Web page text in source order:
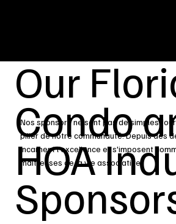
Our
Condo
HOA
Nos sponsors ne sont pas de simples
pilier de notre communauté. Depuis des
incarnent l'excellence et s'imposent
maîtresses de la vie associative.